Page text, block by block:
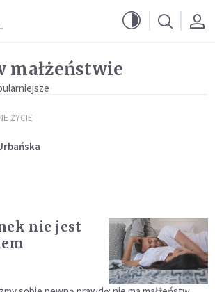
małżeństwie
ŻYCIE
nie jest